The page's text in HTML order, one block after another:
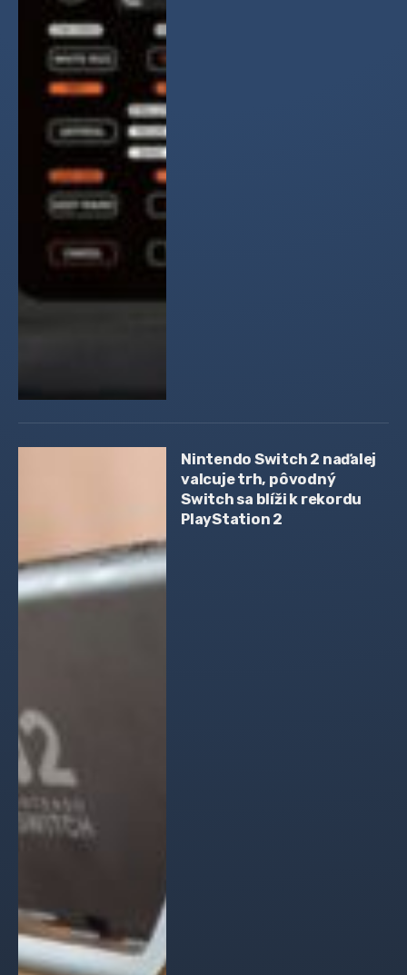
Nintendo Switch 2 naďalej
valcuje trh, pôvodný
Switch sa blíži k rekordu
PlayStation 2